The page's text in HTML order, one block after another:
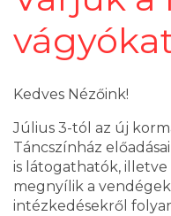
Kedves Nézőink!
Július 3-tól az új
Táncszínház
is látogathatók, illetve
megnyílik a
intézkedésekről